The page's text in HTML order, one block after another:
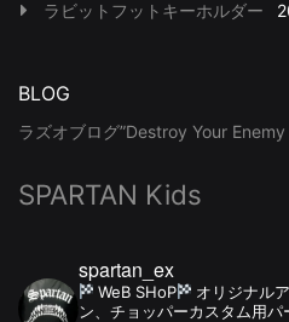
ラビットフットキーホルダー
BLOG
ラズオブログ”Destroy Your Enemy
SPARTAN Kids
spartan_ex
WeB SHoP
オリジナル
ン、チョッパーカスタム用